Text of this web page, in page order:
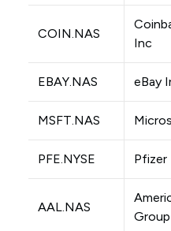
COIN.NAS
Inc
EBAY.NAS eBay
MSFT.NAS
PFE.NYSE Pfizer
AAL.NAS